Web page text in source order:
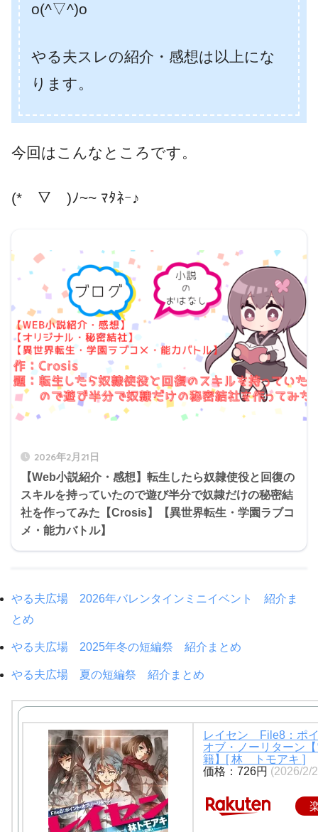
o(^▽^)o
やる夫スレの紹介・感想は以上にな
ります。
今回はこんなところです。
(*￣▽￣)ﾉ~~ ﾏﾀﾈｰ♪
2026年2月21日
【Web小説紹介・感想】転生したら奴隷使役と回復の
スキルを持っていたので遊び半分で奴隷だけの秘密結
社を作ってみた【Crosis】【異世界転生・学園ラブコ
メ・能力バトル】
やる夫広場 2026年バレンタインミニイベント 紹介ま
とめ
やる夫広場 2025年冬の短編祭 紹介まとめ
やる夫広場 夏の短編祭 紹介まとめ
レイセン File8：ポ
オブ・ノーリターン
籍】[ 林 トモアキ ]
価格：726円 (2026/2/